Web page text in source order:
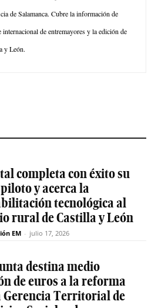
de Salamanca. Cubre la información de
internacional de entremayores y la edición de
y León.
completa con éxito su
y acerca la
tecnológica al
rural de Castilla y León
EM - julio 17, 2026
destina medio
de euros a la reforma
Gerencia Territorial de